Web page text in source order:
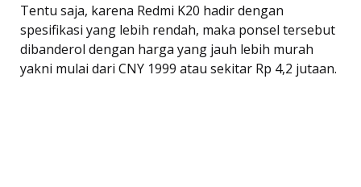
Tentu saja, karena Redmi K20 hadir dengan
spesifikasi yang lebih rendah, maka ponsel tersebut
dibanderol dengan harga yang jauh lebih murah
yakni mulai dari CNY 1999 atau sekitar Rp 4,2 jutaan.